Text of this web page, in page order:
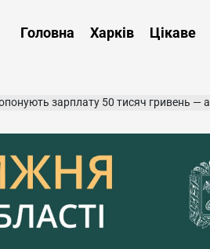
харківський,
області
Головна Харків Цікаве
зарплату 50 тисяч гривень — актуальні вакансії